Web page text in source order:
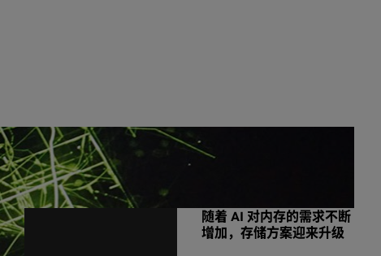
NVIDIA 相关新闻
随着 AI 对内存的需求不断
增加，存储方案迎来升级